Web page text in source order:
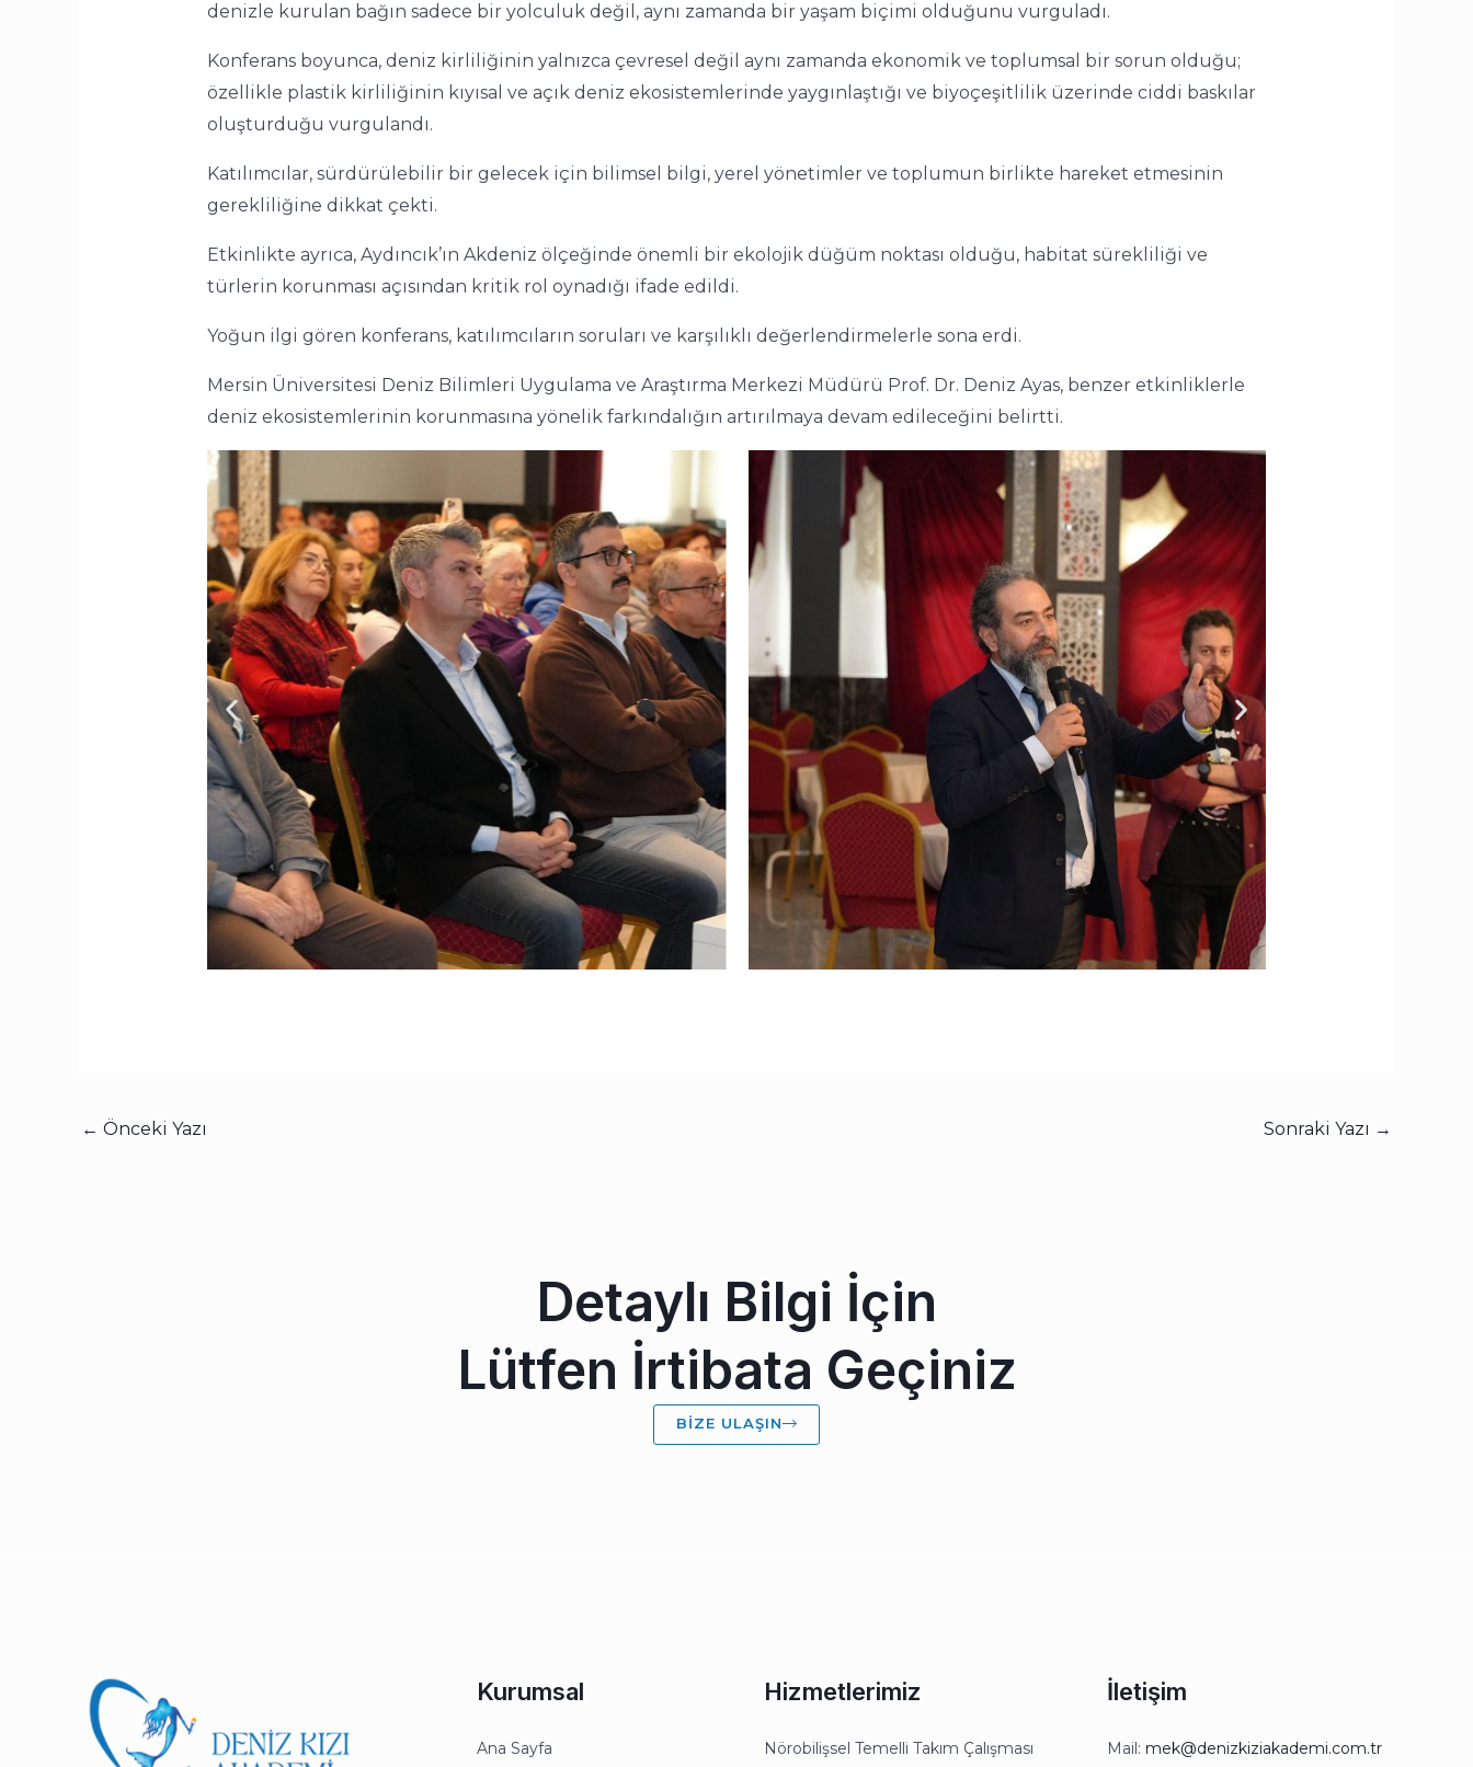
denizle kurulan bağın sadece bir yolculuk değil, aynı zamanda bir yaşam biçimi olduğunu vurguladı.
Konferans boyunca, deniz kirliliğinin yalnızca çevresel değil aynı zamanda ekonomik ve toplumsal bir sorun olduğu;
özellikle plastik kirliliğinin kıyısal ve açık deniz ekosistemlerinde yaygınlaştığı ve biyoçeşitlilik üzerinde ciddi baskılar
oluşturduğu vurgulandı.
Katılımcılar, sürdürülebilir bir gelecek için bilimsel bilgi, yerel yönetimler ve toplumun birlikte hareket etmesinin
gerekliliğine dikkat çekti.
Etkinlikte ayrıca, Aydıncık’ın Akdeniz ölçeğinde önemli bir ekolojik düğüm noktası olduğu, habitat sürekliliği ve
türlerin korunması açısından kritik rol oynadığı ifade edildi.
Yoğun ilgi gören konferans, katılımcıların soruları ve karşılıklı değerlendirmelerle sona erdi.
Mersin Üniversitesi Deniz Bilimleri Uygulama ve Araştırma Merkezi Müdürü Prof. Dr. Deniz Ayas, benzer etkinliklerle
deniz ekosistemlerinin korunmasına yönelik farkındalığın artırılmaya devam edileceğini belirtti.
← Önceki Yazı Sonraki Yazı →
Detaylı Bilgi İçin
Lütfen İrtibata Geçiniz
BIZE ULAŞIN
Kurumsal
Ana Sayfa
Hizmetlerimiz
Nörobilişsel Temelli Takım Çalışması
İletişim
Mail: mek@denizkiziakademi.com.tr